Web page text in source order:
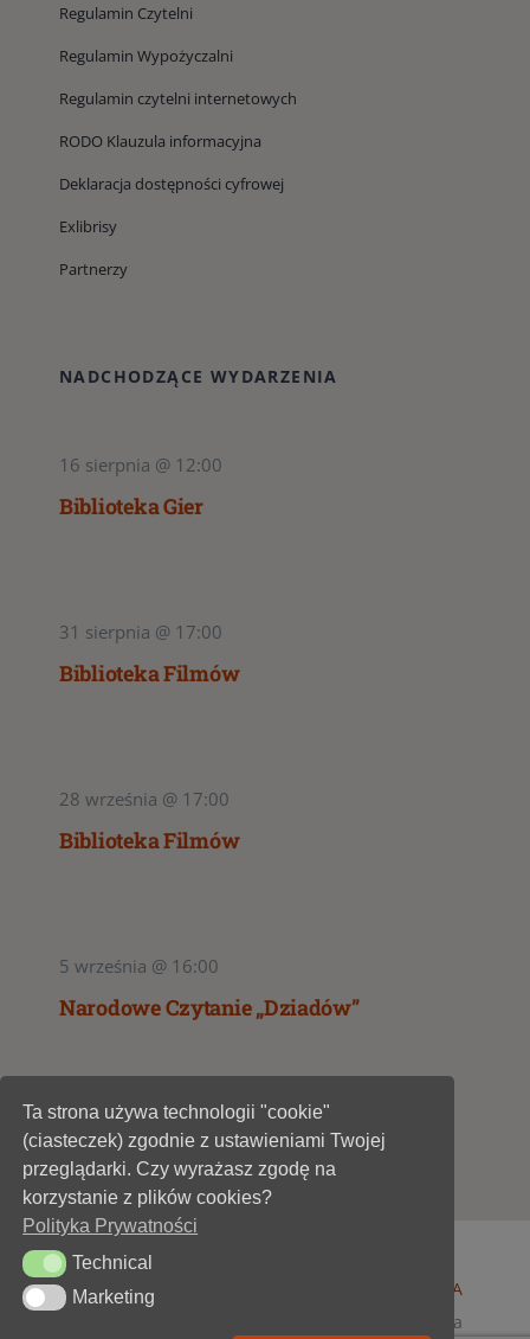
Regulamin Czytelni
Regulamin Wypożyczalni
Regulamin czytelni internetowych
RODO Klauzula informacyjna
Deklaracja dostępności cyfrowej
Exlibrisy
Partnerzy
NADCHODZĄCE WYDARZENIA
16 sierpnia @ 12:00
Biblioteka Gier
31 sierpnia @ 17:00
Biblioteka Filmów
28 września @ 17:00
Biblioteka Filmów
5 września @ 16:00
Narodowe Czytanie „Dziadów”
1
© 1947 - 2026 •
Miejska Biblioteka Publiczna im. A
• wszelkie prawa
Ta strona używa technologii "cookie"
(ciasteczek) zgodnie z ustawieniami Twojej
przeglądarki. Czy wyrażasz zgodę na
korzystanie z plików cookies?
Polityka Prywatności
TechnicalTechnical
MarketingMarketing